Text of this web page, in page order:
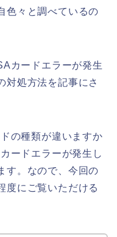
色々と調べているの
カードエラーが発生
対処方法を記事にさ
の種類が違いますか
ードエラーが発生し
す。なので、今回の
度にご覧いただける